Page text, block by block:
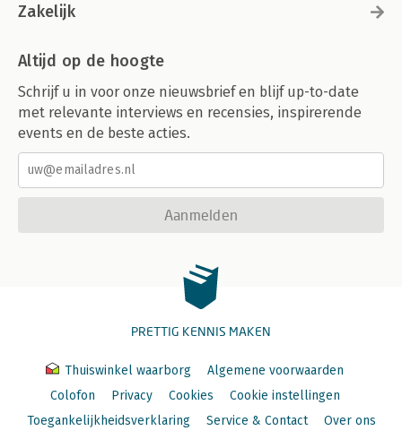
Zakelijk
Altijd op de hoogte
Schrijf u in voor onze nieuwsbrief en blijf up-to-date
met relevante interviews en recensies, inspirerende
events en de beste acties.
Aanmelden
PRETTIG KENNIS MAKEN
Thuiswinkel waarborg
Algemene voorwaarden
Colofon
Privacy Cookies
Cookie instellingen
Toegankelijkheidsverklaring
Service & Contact Over ons